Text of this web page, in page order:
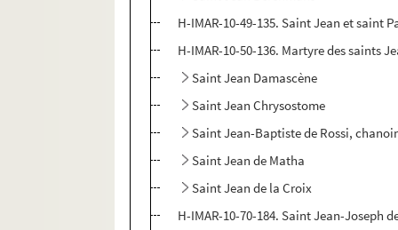
H-IMAR-10-49-135. Saint Jean et saint
H-IMAR-10-50-136. Martyre des saints
Saint Jean Damascène
Saint Jean Chrysostome
Saint Jean-Baptiste de Rossi,
Saint Jean de Matha
Saint Jean de la Croix
H-IMAR-10-70-184. Saint Jean-Joseph